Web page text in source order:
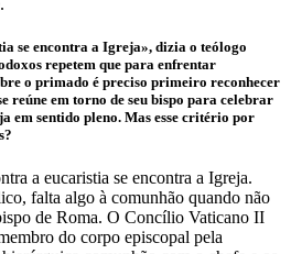
se encontra a Igreja», dizia o teólogo
repetem que para enfrentar
o primado é preciso primeiro reconhecer
reúne em torno de seu bispo para celebrar
em sentido pleno. Mas esse critério por
a eucaristia se encontra a Igreja.
falta algo à comunhão quando não
de Roma. O Concílio Vaticano II
do corpo episcopal pela